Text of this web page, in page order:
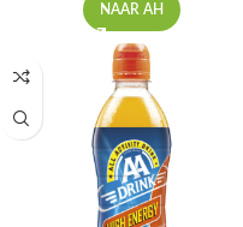
NAAR AH